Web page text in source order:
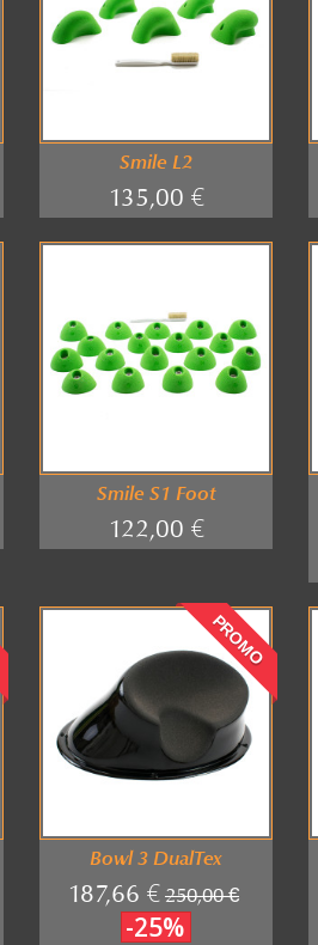
Smile L2
135,00 €
Smile S1 Foot
122,00 €
PROMO
Bowl 3 DualTex
187,66 €250,00 €
-25%